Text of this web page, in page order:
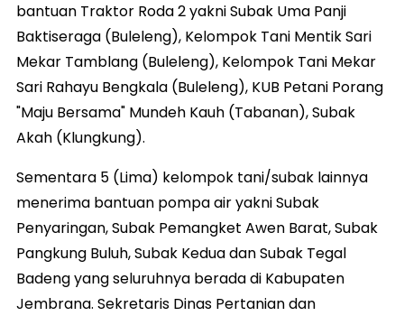
bantuan Traktor Roda 2 yakni Subak Uma Panji
Baktiseraga (Buleleng), Kelompok Tani Mentik Sari
Mekar Tamblang (Buleleng), Kelompok Tani Mekar
Sari Rahayu Bengkala (Buleleng), KUB Petani Porang
"Maju Bersama" Mundeh Kauh (Tabanan), Subak
Akah (Klungkung).
Sementara 5 (Lima) kelompok tani/subak lainnya
menerima bantuan pompa air yakni Subak
Penyaringan, Subak Pemangket Awen Barat, Subak
Pangkung Buluh, Subak Kedua dan Subak Tegal
Badeng yang seluruhnya berada di Kabupaten
Jembrana. Sekretaris Dinas Pertanian dan